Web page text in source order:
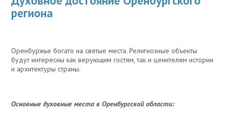
региона
Оренбуржье богато на святые места. Религиозные объекты
будут интересны как верующим гостям, так и ценителям истории
и архитектуры страны.
Основные духовные места в Оренбургской области: